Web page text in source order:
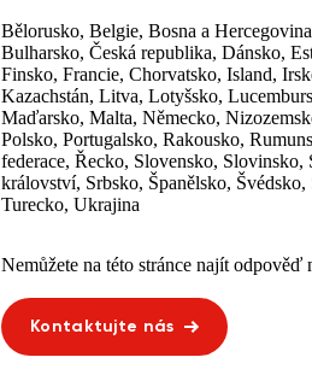
Bělorusko, Belgie, Bosna a
Bulharsko, Česká republika, Dánsko,
Finsko, Francie, Chorvatsko, Island,
Kazachstán, Litva, Lotyšsko,
Maďarsko, Malta, Německo,
Polsko, Portugalsko, Rakousko,
federace, Řecko, Slovensko, Slovinsko,
království, Srbsko, Španělsko, Švédsko,
Turecko, Ukrajina
Nemůžete na této stránce najít odpověď
Kontaktujte nás